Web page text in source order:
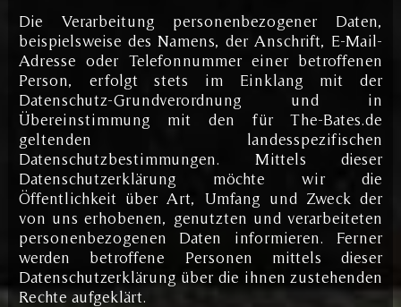
Die Verarbeitung personenbezogener Daten,
beispielsweise des Namens, der Anschrift, E-Mail-
Adresse oder Telefonnummer einer betroffenen
Person, erfolgt stets im Einklang mit der
Datenschutz-Grundverordnung und in
Übereinstimmung mit den für The-Bates.de
geltenden landesspezifischen
Datenschutzbestimmungen. Mittels dieser
Datenschutzerklärung möchte wir die
Öffentlichkeit über Art, Umfang und Zweck der
von uns erhobenen, genutzten und verarbeiteten
personenbezogenen Daten informieren. Ferner
werden betroffene Personen mittels dieser
Datenschutzerklärung über die ihnen zustehenden
Rechte aufgeklärt.